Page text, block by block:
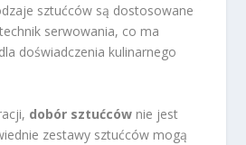
sztućców są dostosowane
serwowania, co ma
doświadczenia kulinarnego
dobór sztućców nie jest
zestawy sztućców mogą